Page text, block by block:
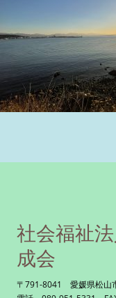
社会福祉
成会
〒791-8041 愛媛県松山